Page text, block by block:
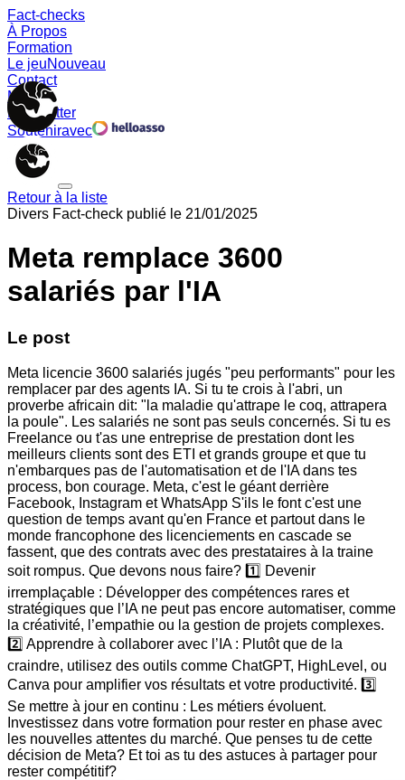
Fact-checks
À Propos
Formation
Le jeuNouveau
Contact
Memes
Newsletter
Souteniravec
Retour à la liste
Divers Fact-check publié le 21/01/2025
Meta remplace 3600
salariés par l'IA
Le post
Meta licencie 3600 salariés jugés "peu performants" pour les
remplacer par des agents IA. Si tu te crois à l'abri, un
proverbe africain dit: "la maladie qu'attrape le coq, attrapera
la poule". Les salariés ne sont pas seuls concernés. Si tu es
Freelance ou t'as une entreprise de prestation dont les
meilleurs clients sont des ETI et grands groupe et que tu
n'embarques pas de l'automatisation et de l'IA dans tes
process, bon courage. Meta, c'est le géant derrière
Facebook, Instagram et WhatsApp S'ils le font c'est une
question de temps avant qu'en France et partout dans le
monde francophone des licenciements en cascade se
fassent, que des contrats avec des prestataires à la traine
soit rompus. Que devons nous faire? 1️⃣ Devenir
irremplaçable : Développer des compétences rares et
stratégiques que l’IA ne peut pas encore automatiser, comme
la créativité, l’empathie ou la gestion de projets complexes.
2️⃣ Apprendre à collaborer avec l’IA : Plutôt que de la
craindre, utilisez des outils comme ChatGPT, HighLevel, ou
Canva pour amplifier vos résultats et votre productivité. 3️⃣
Se mettre à jour en continu : Les métiers évoluent.
Investissez dans votre formation pour rester en phase avec
les nouvelles attentes du marché. Que penses tu de cette
décision de Meta? Et toi as tu des astuces à partager pour
rester compétitif?